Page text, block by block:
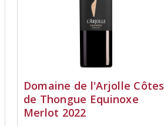
Domaine de l'Arjolle Côtes
de Thongue Equinoxe
Merlot 2022